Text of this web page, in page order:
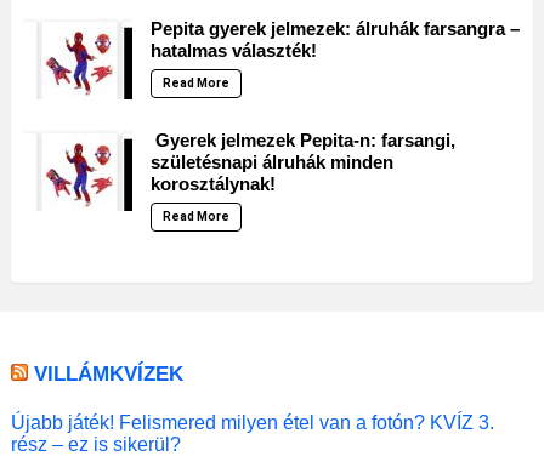
Pepita gyerek jelmezek: álruhák farsangra –
hatalmas választék!
Read More
Gyerek jelmezek Pepita-n: farsangi,
születésnapi álruhák minden
korosztálynak!
Read More
VILLÁMKVÍZEK
Újabb játék! Felismered milyen étel van a fotón? KVÍZ 3.
rész – ez is sikerül?